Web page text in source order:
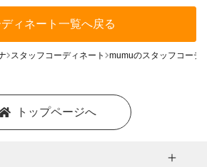
ディネート一覧へ戻る
スタッフコーディネート mumuのスタッフコーデ
トップページへ